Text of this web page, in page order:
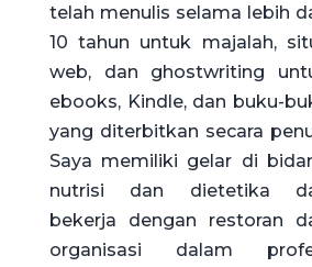
telah menulis selama lebih
10 tahun untuk majalah,
web, dan ghostwriting
ebooks, Kindle, dan buku-
yang diterbitkan secara
Saya memiliki gelar di
nutrisi dan dietetika
bekerja dengan restoran
organisasi dalam